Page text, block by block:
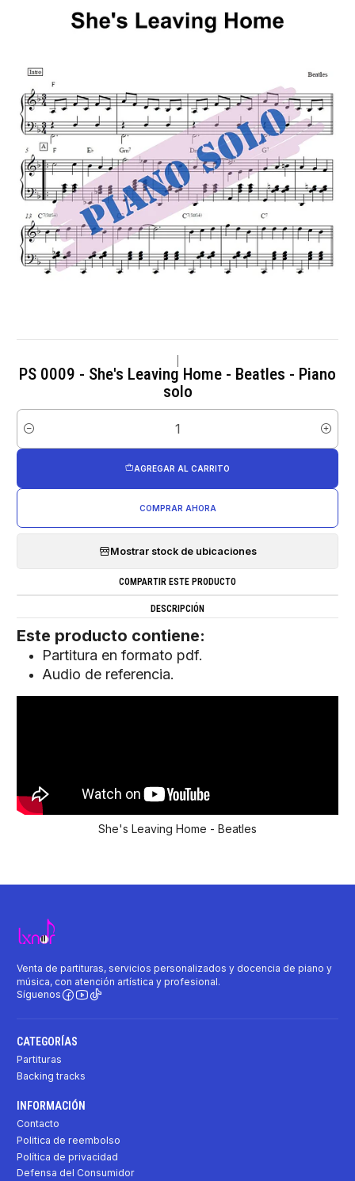
PS 0009 - She's Leaving Home - Beatles - Piano
solo
Cantidad
AGREGAR AL CARRITO
COMPRAR AHORA
Mostrar stock de ubicaciones
COMPARTIR ESTE PRODUCTO
DESCRIPCIÓN
Este producto contiene:
Partitura en formato pdf.
Audio de referencia.
She's Leaving Home - Beatles
Venta de partituras, servicios personalizados y docencia de piano y
música, con atención artística y profesional.
Síguenos
CATEGORÍAS
Partituras
Backing tracks
INFORMACIÓN
Contacto
Politica de reembolso
Política de privacidad
Defensa del Consumidor